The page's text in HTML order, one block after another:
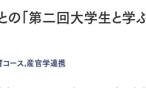
「第二回大学生と学
ース,産官学連携